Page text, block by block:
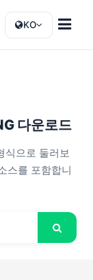
KO
다운로드
식으로 둘러보
스를 포함합니